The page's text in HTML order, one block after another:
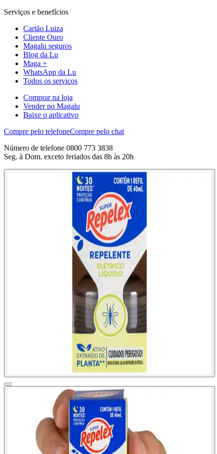
Serviços e benefícios
Cartão Luiza
Cliente Ouro
Magalu seguros
Blog da Lu
Maga +
WhatsApp da Lu
Todos os serviços
Comprar na loja
Vender no Magalu
Baixe o aplicativo
Compre pelo telefoneCompre pelo chat
Número de telefone 0800 773 3838
Seg. à Dom. exceto feriados das 8h às 20h